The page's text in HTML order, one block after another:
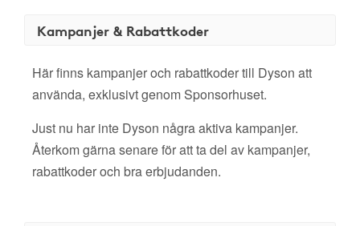
Kampanjer & Rabattkoder
Här finns kampanjer och rabattkoder till Dyson att
använda, exklusivt genom Sponsorhuset.
Just nu har inte Dyson några aktiva kampanjer.
Återkom gärna senare för att ta del av kampanjer,
rabattkoder och bra erbjudanden.